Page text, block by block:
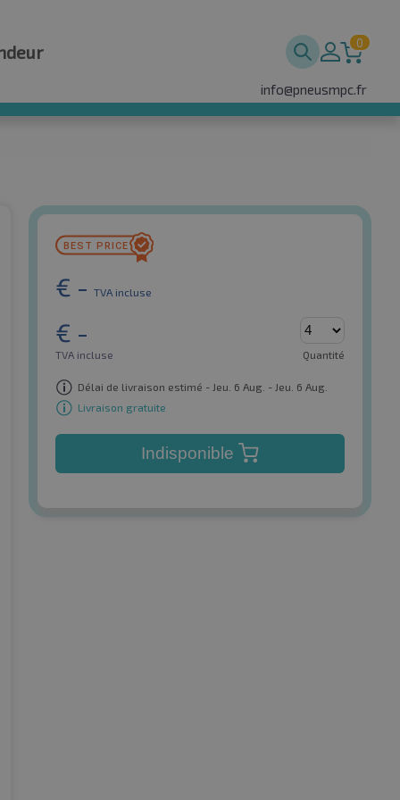
0
info@pneusmpc.fr
€ - TVA incluse
€ -
TVA incluse Quantité
Délai de livraison estimé - Jeu. 6 Aug. - Jeu. 6 Aug.
Livraison gratuite
Indisponible